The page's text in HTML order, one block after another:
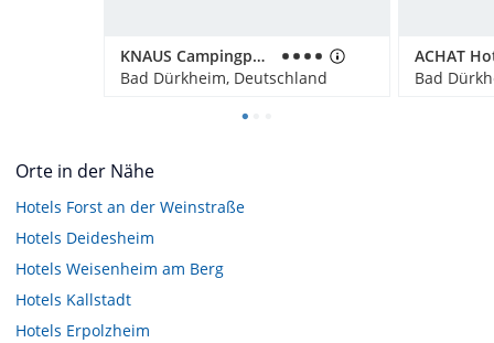
KNAUS Campingpark Bad Dürkheim
Bad Dürkheim, Deutschland
Bad
Orte in der Nähe
Hotels Forst an der Weinstraße
Hotels Deidesheim
Hotels Weisenheim am Berg
Hotels Kallstadt
Hotels Erpolzheim